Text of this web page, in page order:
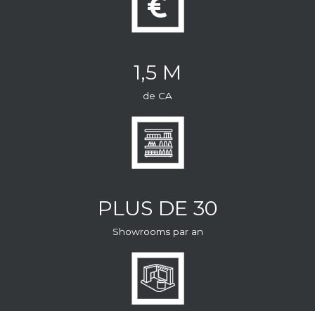
1,5 M
de CA
PLUS DE 30
Showrooms par an